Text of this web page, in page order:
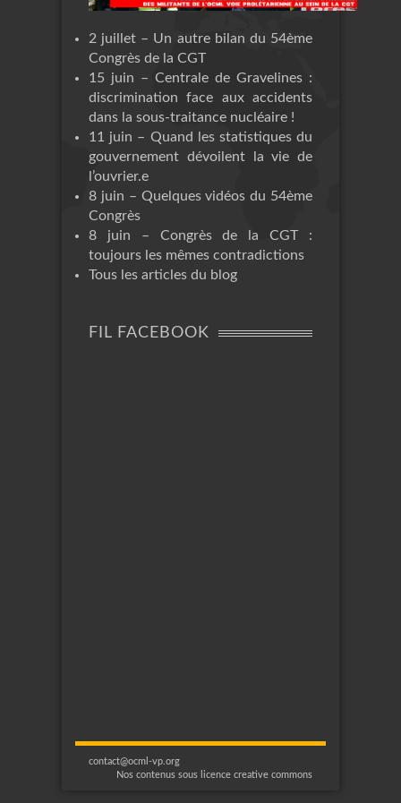
2 juillet – Un autre bilan du 54ème
Congrès de la CGT
15 juin – Centrale de Gravelines :
discrimination face aux accidents
dans la sous-traitance nucléaire !
11 juin – Quand les statistiques du
gouvernement dévoilent la vie de
l’ouvrier.e
8 juin – Quelques vidéos du 54ème
Congrès
8 juin – Congrès de la CGT :
toujours les mêmes contradictions
Tous les articles du blog
FIL FACEBOOK
contact@ocml-vp.org
Nos contenus sous licence creative commons